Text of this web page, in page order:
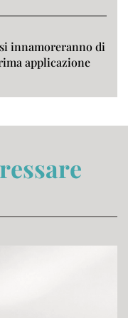
innamoreranno di
applicazione